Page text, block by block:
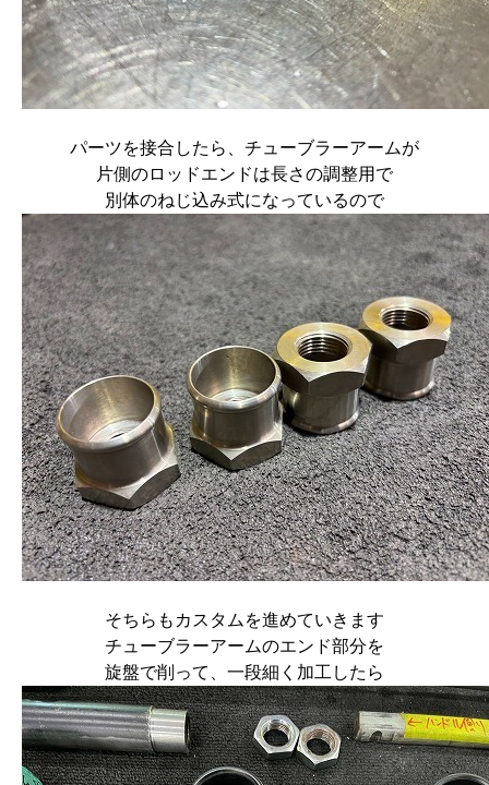
パーツを接合したら、チューブラーアームが
片側のロッドエンドは長さの調整用で
別体のねじ込み式になっているので
そちらもカスタムを進めていきます
チューブラーアームのエンド部分を
旋盤で削って、一段細く加工したら